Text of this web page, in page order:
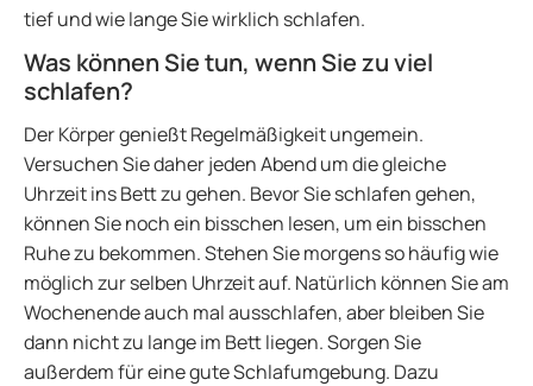
tief und wie lange Sie wirklich schlafen.
Was können Sie tun, wenn Sie zu viel
schlafen?
Der Körper genießt Regelmäßigkeit ungemein.
Versuchen Sie daher jeden Abend um die gleiche
Uhrzeit ins Bett zu gehen. Bevor Sie schlafen gehen,
können Sie noch ein bisschen lesen, um ein bisschen
Ruhe zu bekommen. Stehen Sie morgens so häufig wie
möglich zur selben Uhrzeit auf. Natürlich können Sie am
Wochenende auch mal ausschlafen, aber bleiben Sie
dann nicht zu lange im Bett liegen. Sorgen Sie
außerdem für eine gute Schlafumgebung. Dazu